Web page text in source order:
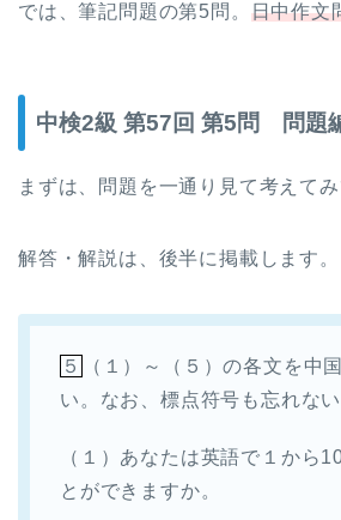
では、筆記問題の第5問。 日中作文
中検2級 第57回 第5問 問題
まずは、問題を一通り見て考えてみ
解答・解説は、後半に掲載します。
５
（１）～（５）の各文を中
い。なお、標点符号も忘れない
（１）あなたは英語で１から
とができますか。